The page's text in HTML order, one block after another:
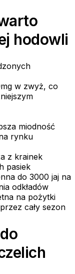
hodowli
w zwyż, co
miodność
rynku
z krainek
pasiek
do 3000 jaj na
odkładów
na pożytki
cały sezon